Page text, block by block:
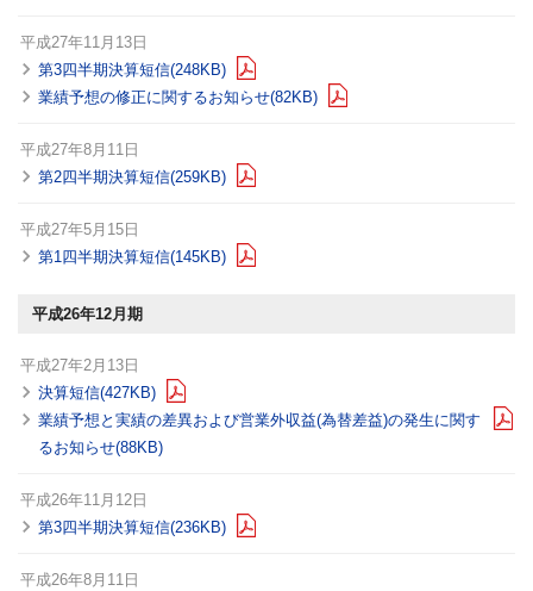
平成27年11月13日
第3四半期決算短信(248KB)
業績予想の修正に関するお知らせ(82KB)
平成27年8月11日
第2四半期決算短信(259KB)
平成27年5月15日
第1四半期決算短信(145KB)
平成26年12月期
平成27年2月13日
決算短信(427KB)
業績予想と実績の差異および営業外収益(為替差益)の発生に関す
るお知らせ(88KB)
平成26年11月12日
第3四半期決算短信(236KB)
平成26年8月11日